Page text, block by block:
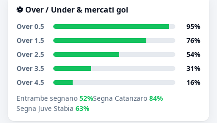
⚽ Over / Under & mercati gol
Over 0.5
95%
Over 1.5
76%
Over 2.5
54%
Over 3.5
31%
Over 4.5
16%
Entrambe segnano 52%Segna Catanzaro 84%
Segna Juve Stabia 63%